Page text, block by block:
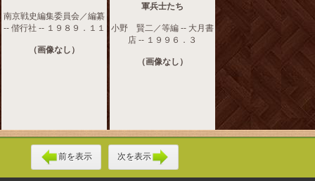
南京戦史編集委員会／編纂
-- 偕行社 -- １９８９．１１
（画像なし）
軍兵士たち
小野 賢二／等編 -- 大月書
店 -- １９９６．３
（画像なし）
前を表示 次を表示